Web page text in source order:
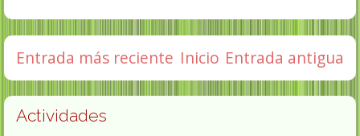
Entrada más reciente Entrada antigua
Inicio
Actividades